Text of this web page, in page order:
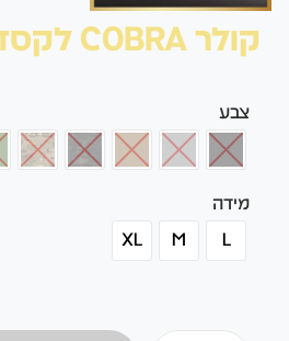
קולר COBRA לקסדה
צבע
מידה
L
M
XL